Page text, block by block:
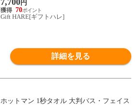
円
70
Gift HARE[ギフトハレ]
詳細を見る
ホットマン 1秒タオル 大判バス・フェイス